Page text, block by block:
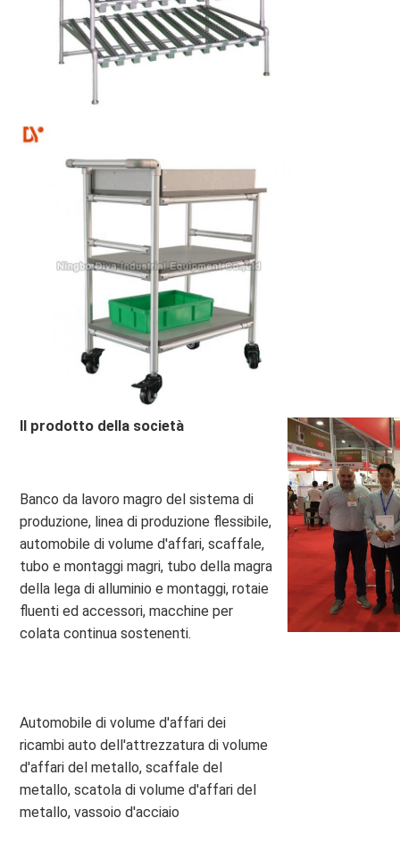
Il prodotto della società
Banco da lavoro magro del sistema di
produzione, linea di produzione flessibile,
automobile di volume d'affari, scaffale,
tubo e montaggi magri, tubo della magra
della lega di alluminio e montaggi, rotaie
fluenti ed accessori, macchine per
colata continua sostenenti.
Automobile di volume d'affari dei
ricambi auto dell'attrezzatura di volume
d'affari del metallo, scaffale del
metallo, scatola di volume d'affari del
metallo, vassoio d'acciaio